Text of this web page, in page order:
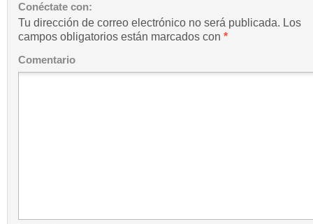
Conéctate con:
Tu dirección de correo electrónico no será publicada. Los
campos obligatorios están marcados con *
Comentario